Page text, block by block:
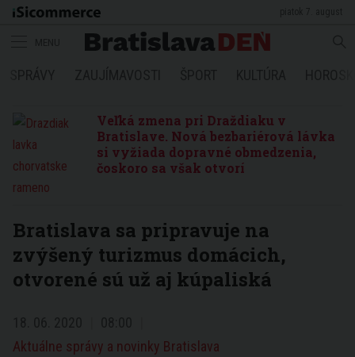
Veľká zmena pri Draždiaku v
Bratislave. Nová bezbariérová lávka
si vyžiada dopravné obmedzenia,
čoskoro sa však otvorí
Bratislava sa pripravuje na
zvýšený turizmus domácich,
otvorené sú už aj kúpaliská
Aktuálne správy a novinky Bratislava